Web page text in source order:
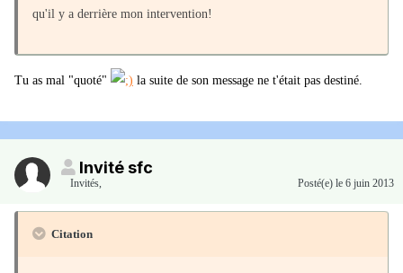
qu'il y a derrière mon intervention!
Tu as mal "quoté" la suite de son message ne t'était pas destiné.
Invité sfc
Invités Posté(e) le 6 juin 2013
Citation